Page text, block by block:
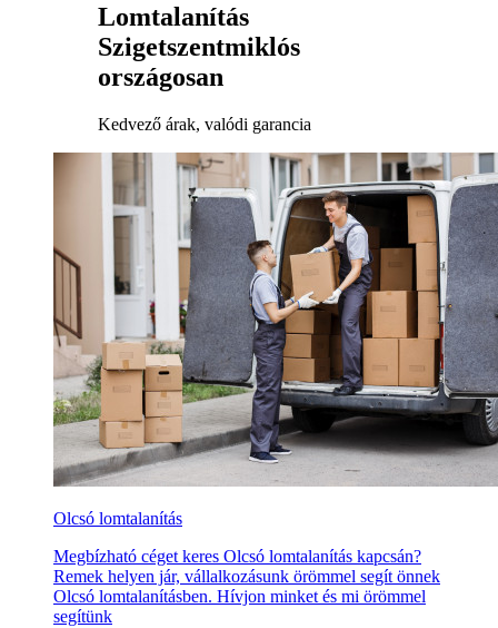
Lomtalanítás
Szigetszentmiklós
országosan
Kedvező árak, valódi garancia
Olcsó lomtalanítás
Megbízható céget keres Olcsó lomtalanítás kapcsán?
Remek helyen jár, vállalkozásunk örömmel segít önnek
Olcsó lomtalanításben. Hívjon minket és mi örömmel
segítünk